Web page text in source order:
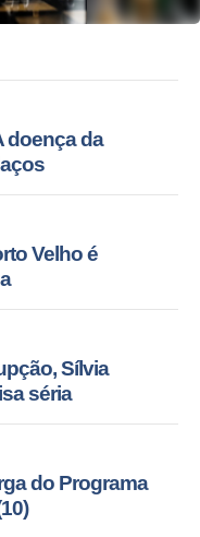
doença da
Velho é
Sílvia
séria
do Programa